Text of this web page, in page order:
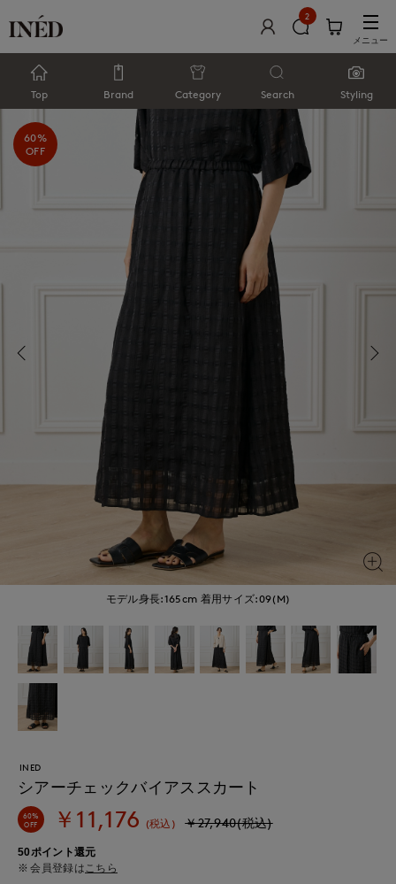
2
メニュー
Top Brand Category Search Styling
モデル身長:165cm 着用サイズ:09(M)
60%
OFF
INED
シアーチェックバイアススカート
60%
OFF ￥11,176 (税込) ￥27,940(税込)
50ポイント還元
会員登録はこちら